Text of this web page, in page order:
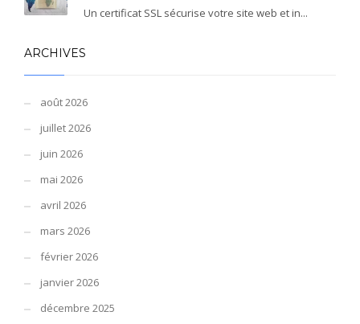
Un certificat SSL sécurise votre site web et in...
ARCHIVES
août 2026
juillet 2026
juin 2026
mai 2026
avril 2026
mars 2026
février 2026
janvier 2026
décembre 2025